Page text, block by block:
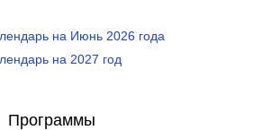
на Июнь 2026 года
на 2027 год
Программы